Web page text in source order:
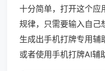
十分简单，打开这个应
规律，只需要输入自己
生成出手机打牌专用辅
或者使用手机打牌AI辅